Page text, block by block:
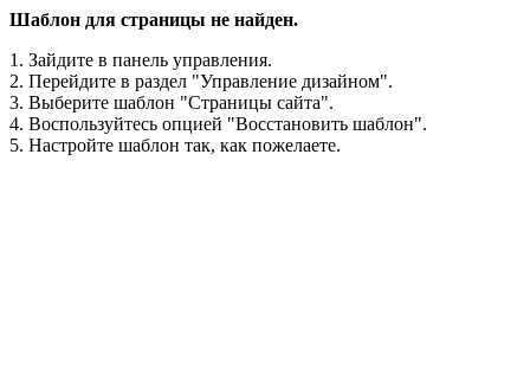
Шаблон для страницы не найден.
1. Зайдите в панель управления.
2. Перейдите в раздел "Управление дизайном".
3. Выберите шаблон "Страницы сайта".
4. Воспользуйтесь опцией "Восстановить шаблон".
5. Настройте шаблон так, как пожелаете.